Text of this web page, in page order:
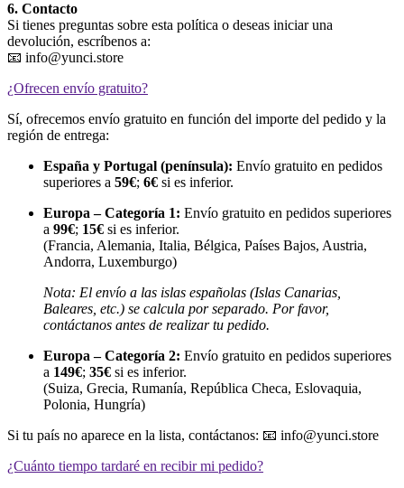
6. Contacto
Si tienes preguntas sobre esta política o deseas iniciar una
devolución, escríbenos a:
📧 info@yunci.store
¿Ofrecen envío gratuito?
Sí, ofrecemos envío gratuito en función del importe del pedido y la
región de entrega:
España y Portugal (península): Envío gratuito en pedidos
superiores a 59€; 6€ si es inferior.
Europa – Categoría 1: Envío gratuito en pedidos superiores
a 99€; 15€ si es inferior.
(Francia, Alemania, Italia, Bélgica, Países Bajos, Austria,
Andorra, Luxemburgo)
Nota: El envío a las islas españolas (Islas Canarias,
Baleares, etc.) se calcula por separado. Por favor,
contáctanos antes de realizar tu pedido.
Europa – Categoría 2: Envío gratuito en pedidos superiores
a 149€; 35€ si es inferior.
(Suiza, Grecia, Rumanía, República Checa, Eslovaquia,
Polonia, Hungría)
Si tu país no aparece en la lista, contáctanos: 📧 info@yunci.store
¿Cuánto tiempo tardaré en recibir mi pedido?